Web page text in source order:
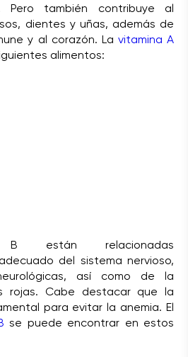
también contribuye al
dientes y uñas, además de
y al corazón. La vitamina A
alimentos:
están relacionadas
del sistema nervioso,
así como de la
rojas. Cabe destacar que la
para evitar la anemia. El
se puede encontrar en estos